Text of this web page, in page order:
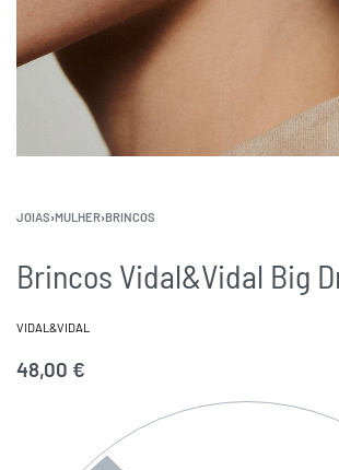
JOIAS›MULHER›BRINCOS
Brincos Vidal&Vidal Big
VIDAL&VIDAL
48,00 €